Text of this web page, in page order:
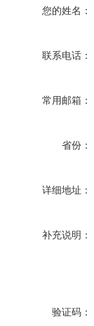
您的姓名：
联系电话：
常用邮箱：
省份：
详细地址：
补充说明：
验证码：